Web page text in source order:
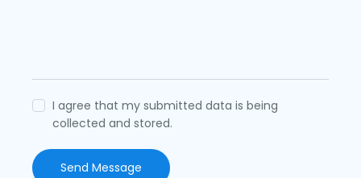
I agree that my submitted data is being
collected and stored.
Send Message